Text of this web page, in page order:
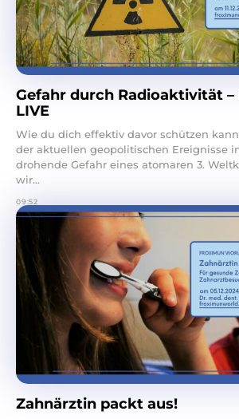
Gefahr durch Radioaktivität –
LIVE
Wie du dich effektiv davor schützen kannst In
der aktuellen geopolitischen Ereignisse
drohende Gefahr eines atomaren 3.
wir...
09:52
Zahnärztin packt aus!